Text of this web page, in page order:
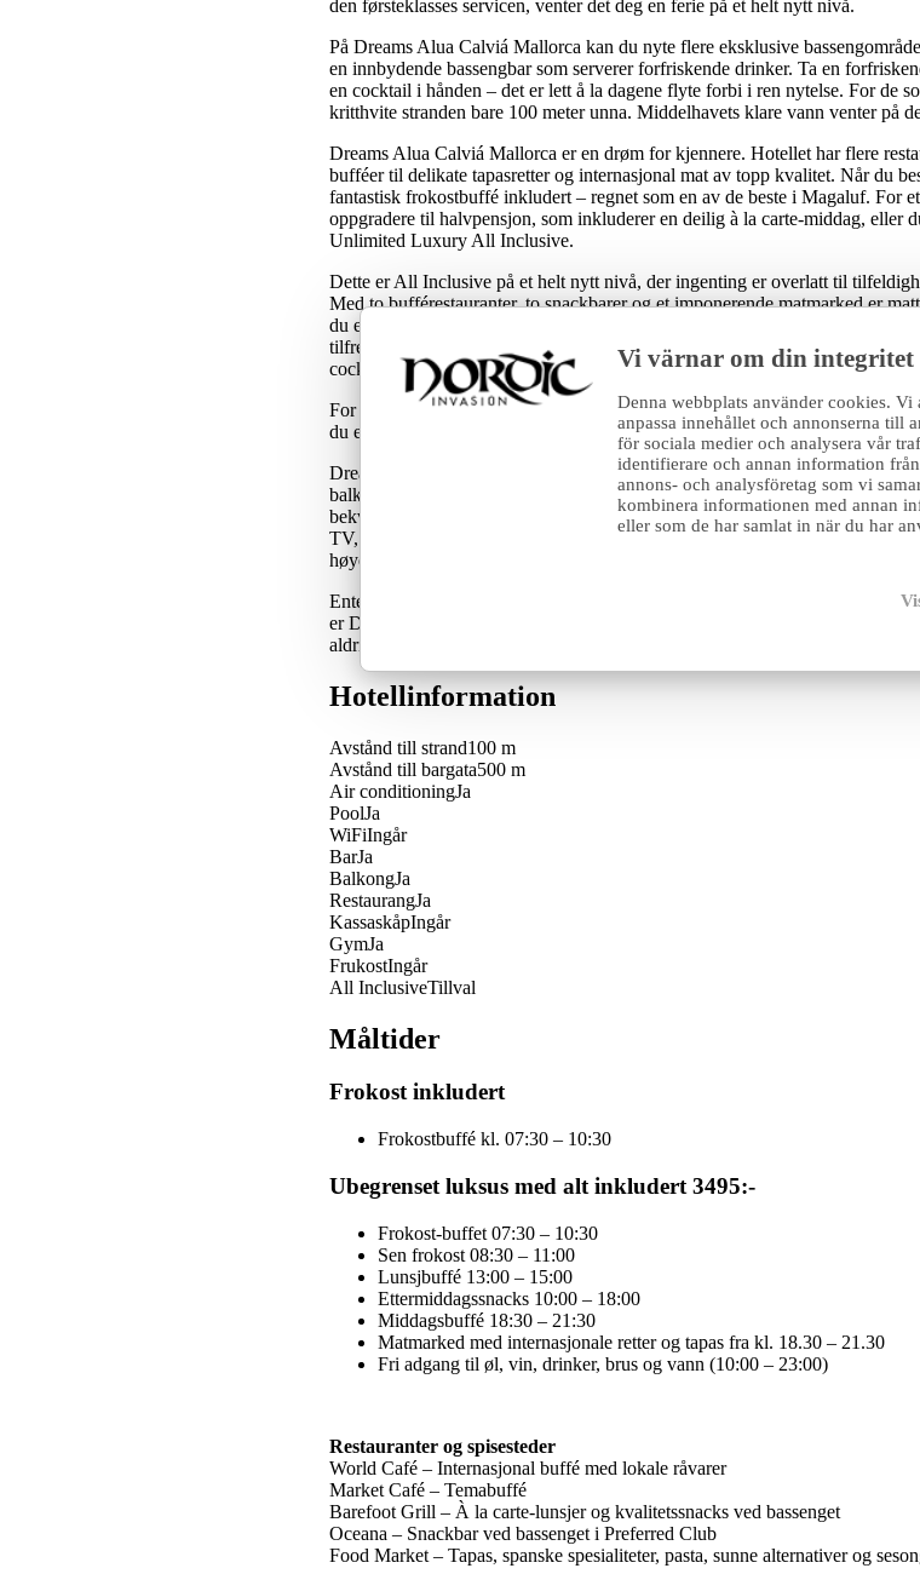
Vi värnar om din integritet
Denna webbplats använder cookies.
anpassa innehållet och annonserna till
för sociala medier och analysera vår
identifierare och annan information
annons- och analysföretag som vi
kombinera informationen med annan
eller som de har samlat in när du har
den førsteklasses servicen, venter det deg en ferie på et helt nytt nivå.
På Dreams Alua Calviá Mallorca kan du nyte flere eksklusive
en innbydende bassengbar som serverer forfriskende drinker. Ta en
en cocktail i hånden – det er lett å la dagene flyte forbi i ren nytelse. For de
kritthvite stranden bare 100 meter unna. Middelhavets klare vann venter på
Dreams Alua Calviá Mallorca er en drøm for kjennere. Hotellet har flere
bufféer til delikate tapasretter og internasjonal mat av topp kvalitet. Når du
fantastisk frokostbuffé inkludert – regnet som en av de beste i Magaluf. For
oppgradere til halvpensjon, som inkluderer en deilig à la carte-middag, eller
Unlimited Luxury All Inclusive.
Dette er All Inclusive på et helt nytt nivå, der ingenting er overlatt til
Med to bufférestauranter, to snackbarer og et imponerende matmarked er
du er i humør for en luksuriøs frokost, en lang lunsj ved bassenget eller en
tilfredsstiller smaksløkene dine. Drikkekonseptet er like gjennomtenkt – her
cocktailer og iskalde leskedrikker. All Inclusive har aldri vært så komplett som
For de som ønsker å holde seg i form i løpet av ferien, tilbyr hotellet et
du er ute etter total avslapning, venter hotellets luksuriøse spa, der du kan
Dreams Alua Calviá Mallorca tilbyr romslige, lyse og elegante dobbeltrom
balkong med sittegruppe, perfekt for å nyte en rolig morgen eller en
bekvemmeligheter som luksuriøse senger, dusj og toalett, hårføner,
TV, klimaanlegg, gratis Wi-Fi og en gratis safe. Rengjøring tilbys daglig,
høyeste standard.
Enten du er ute etter total avslapning, førsteklasses service eller en luksuriøs
er Dreams Alua Calviá Mallorca det opplagte valget. Her kombineres
aldri vil glemme.
Hotellinformation
Avstånd till strand100 m
Avstånd till bargata500 m
Air conditioningJa
PoolJa
WiFiIngår
BarJa
BalkongJa
RestaurangJa
KassaskåpIngår
GymJa
FrukostIngår
All InclusiveTillval
Måltider
Frokost inkludert
Frokostbuffé kl. 07:30 – 10:30
Ubegrenset luksus med alt inkludert 3495:-
Frokost-buffet 07:30 – 10:30
Sen frokost 08:30 – 11:00
Lunsjbuffé 13:00 – 15:00
Ettermiddagssnacks 10:00 – 18:00
Middagsbuffé 18:30 – 21:30
Matmarked med internasjonale retter og tapas fra kl. 18.30 – 21.30
Fri adgang til øl, vin, drinker, brus og vann (10:00 – 23:00)
Restauranter og spisesteder
World Café – Internasjonal buffé med lokale råvarer
Market Café – Temabuffé
Barefoot Grill – À la carte-lunsjer og kvalitetssnacks ved bassenget
Oceana – Snackbar ved bassenget i Preferred Club
Food Market – Tapas, spanske spesialiteter, pasta, sunne alternativer og